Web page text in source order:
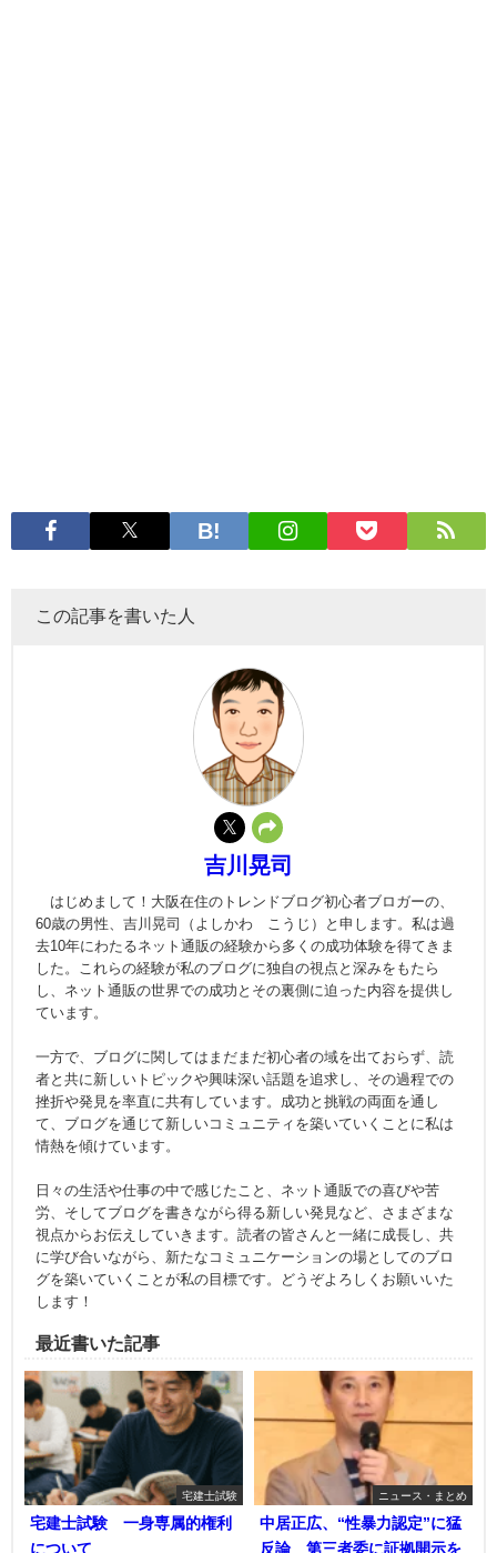
この記事を書いた人
吉川晃司
はじめまして！大阪在住のトレンドブログ初心者ブロガーの、
60歳の男性、吉川晃司（よしかわ こうじ）と申します。私は過
去10年にわたるネット通販の経験から多くの成功体験を得てきま
した。これらの経験が私のブログに独自の視点と深みをもたら
し、ネット通販の世界での成功とその裏側に迫った内容を提供し
ています。
一方で、ブログに関してはまだまだ初心者の域を出ておらず、読
者と共に新しいトピックや興味深い話題を追求し、その過程での
挫折や発見を率直に共有しています。成功と挑戦の両面を通し
て、ブログを通じて新しいコミュニティを築いていくことに私は
情熱を傾けています。
日々の生活や仕事の中で感じたこと、ネット通販での喜びや苦
労、そしてブログを書きながら得る新しい発見など、さまざまな
視点からお伝えしていきます。読者の皆さんと一緒に成長し、共
に学び合いながら、新たなコミュニケーションの場としてのブロ
グを築いていくことが私の目標です。どうぞよろしくお願いいた
します！
最近書いた記事
宅建士試験
宅建士試験 一身専属的権利
について
ニュース・まとめ
中居正広、“性暴力認定”に猛
反論 第三者委に証拠開示を